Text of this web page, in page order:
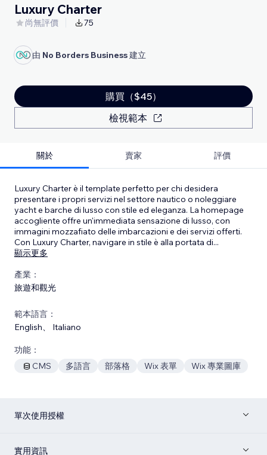
Luxury Charter
尚無評價 75
由 No Borders Business建立
購買（$45）
檢視範本
關於 賣家 評價
Luxury Charter è il template perfetto per chi desidera
presentare i propri servizi nel settore nautico o noleggiare
yacht e barche di lusso con stile ed eleganza. La homepage
accogliente offre un'immediata sensazione di lusso, con
immagini mozzafiato delle imbarcazioni e dei servizi offerti.
Con Luxury Charter, navigare in stile è alla portata di...
顯示更多
產業：
旅遊和觀光
範本語言：
English
Italiano
功能：
CMS
多語言 部落格 Wix 表單 Wix 專業圖庫
單次使用授權
實用資訊